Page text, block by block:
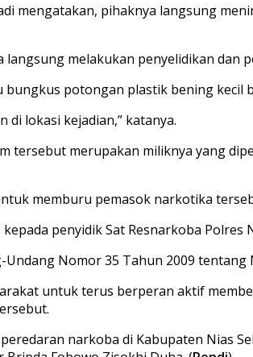
mengatakan, pihaknya langsung
melakukan penyelidikan dan
potongan plastik bening
di lokasi kejadian,” katanya.
tersebut merupakan miliknya yang
memburu pemasok narkotika
penyidik Sat Resnarkoba
Nomor 35 Tahun 2009 tentang
untuk terus berperan aktif
narkoba di Kabupaten Nias